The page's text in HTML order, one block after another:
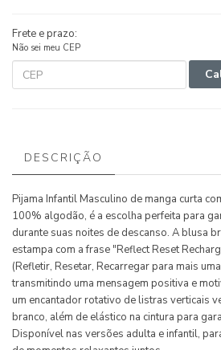
Frete e prazo:
Não sei meu CEP
DESCRIÇÃO
Pijama Infantil Masculino de manga curta
100% algodão, é a escolha perfeita para
durante suas noites de descanso. A blusa
estampa com a frase "Reflect Reset
(Refletir, Resetar, Recarregar para mais
transmitindo uma mensagem positiva e
um encantador rotativo de listras verticais
branco, além de elástico na cintura para
Disponível nas versões adulta e infantil,